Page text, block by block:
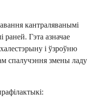
кантраляванымі
раней. Гэта азначае
і ўзроўню
спалучэння змены ладу